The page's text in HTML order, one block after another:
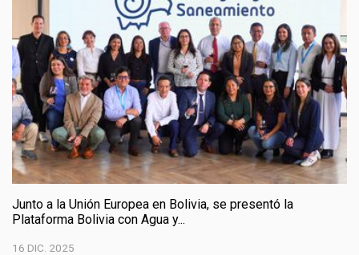
Junto a la Unión Europea en Bolivia, se presentó la
Plataforma Bolivia con Agua y...
16 DIC. 2025